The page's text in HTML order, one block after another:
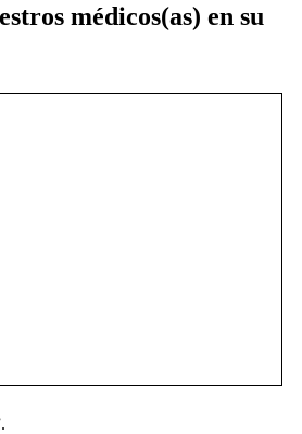
médicos(as) en su